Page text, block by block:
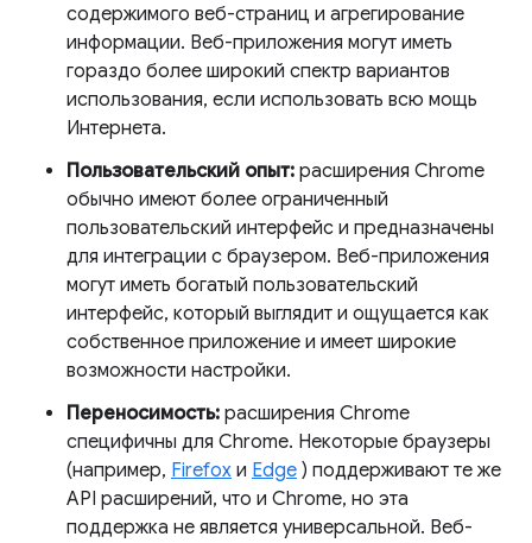
содержимого веб-страниц и агрегирование
информации. Веб-приложения могут иметь
гораздо более широкий спектр вариантов
использования, если использовать всю мощь
Интернета.
Пользовательский опыт: расширения Chrome
обычно имеют более ограниченный
пользовательский интерфейс и предназначены
для интеграции с браузером. Веб-приложения
могут иметь богатый пользовательский
интерфейс, который выглядит и ощущается как
собственное приложение и имеет широкие
возможности настройки.
Переносимость: расширения Chrome
специфичны для Chrome. Некоторые браузеры
(например, Firefox и Edge ) поддерживают те же
API расширений, что и Chrome, но эта
поддержка не является универсальной. Веб-